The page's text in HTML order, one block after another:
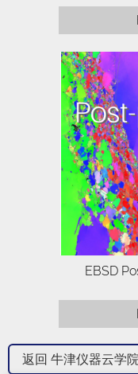
Collecting
analysis.
provides
process
EBSD
返回 牛津仪器云学